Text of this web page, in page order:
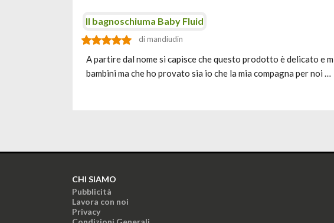
Il bagnoschiuma Baby Fluid
di mandiudin
A partire dal nome si capisce che questo prodotto è delicato e
bambini ma che ho provato sia io che la mia compagna per noi …
CHI SIAMO
Pubblicità
Lavora con noi
Privacy